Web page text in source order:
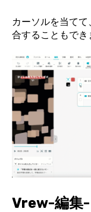
カーソルを当て
合することもでき
Vrew-編集-